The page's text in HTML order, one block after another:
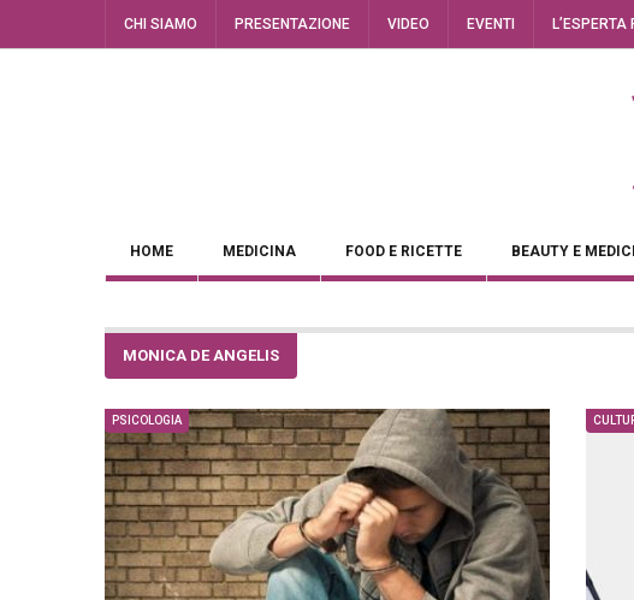
CHI SIAMO PRESENTAZIONE VIDEO EVENTI L’ESPERTA
HOME MEDICINA FOOD E RICETTE BEAUTY E
MONICA DE ANGELIS
PSICOLOGIA